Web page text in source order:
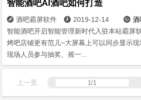
智能酒吧AI酒吧如何打造
 酒吧霸屏软件  2019-12-14  酒
智能酒吧开启智能管理新时代入驻本站霸屏
烤吧店铺更有范儿~大屏幕上可以同步显示现
现场人员参与抽奖、摇一...
上一页